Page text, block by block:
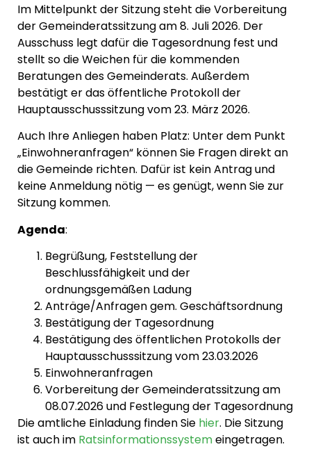
Im Mittelpunkt der Sitzung steht die Vorbereitung
der Gemeinderatssitzung am 8. Juli 2026. Der
Ausschuss legt dafür die Tagesordnung fest und
stellt so die Weichen für die kommenden
Beratungen des Gemeinderats. Außerdem
bestätigt er das öffentliche Protokoll der
Hauptausschusssitzung vom 23. März 2026.
Auch Ihre Anliegen haben Platz: Unter dem Punkt
„Einwohneranfragen“ können Sie Fragen direkt an
die Gemeinde richten. Dafür ist kein Antrag und
keine Anmeldung nötig — es genügt, wenn Sie zur
Sitzung kommen.
Agenda:
Begrüßung, Feststellung der
Beschlussfähigkeit und der
ordnungsgemäßen Ladung
Anträge/Anfragen gem. Geschäftsordnung
Bestätigung der Tagesordnung
Bestätigung des öffentlichen Protokolls der
Hauptausschusssitzung vom 23.03.2026
Einwohneranfragen
Vorbereitung der Gemeinderatssitzung am
08.07.2026 und Festlegung der Tagesordnung
Die amtliche Einladung finden Sie hier. Die Sitzung
ist auch im Ratsinformationssystemeingetragen.